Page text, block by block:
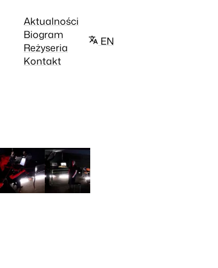
Aktualności
Biogram
Reżyseria
Kontakt
EN